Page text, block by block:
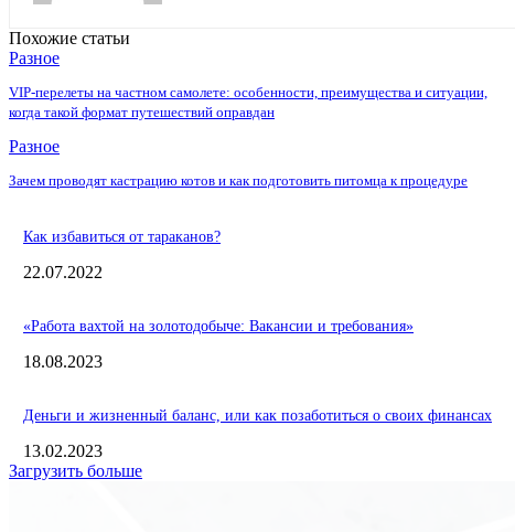
Похожие статьи
Разное
VIP-перелеты на частном самолете: особенности, преимущества и ситуации,
когда такой формат путешествий оправдан
Разное
Зачем проводят кастрацию котов и как подготовить питомца к процедуре
Как избавиться от тараканов?
22.07.2022
«Работа вахтой на золотодобыче: Вакансии и требования»
18.08.2023
Деньги и жизненный баланс, или как позаботиться о своих финансах
13.02.2023
Загрузить больше